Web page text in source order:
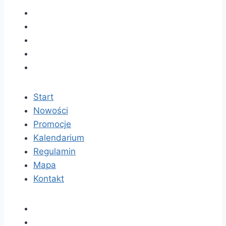
Start
Nowości
Promocje
Kalendarium
Regulamin
Mapa
Kontakt